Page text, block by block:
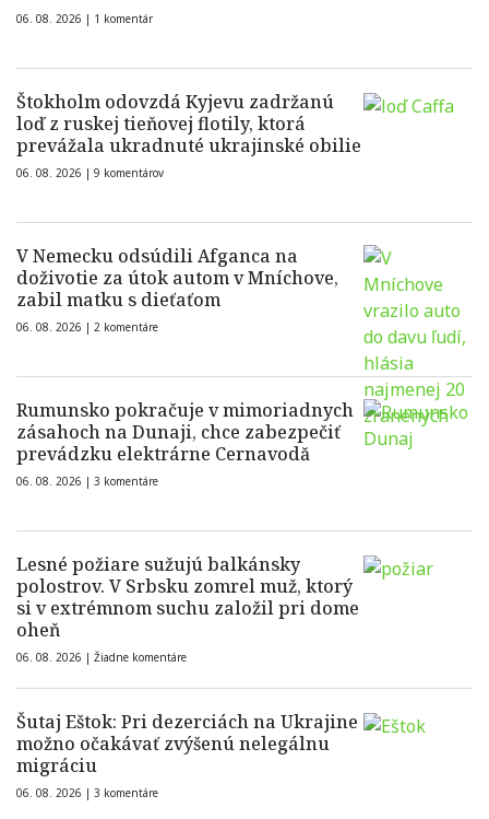
06. 08. 2026 | 1 komentár
Štokholm odovzdá Kyjevu zadržanú
loď z ruskej tieňovej flotily, ktorá
prevážala ukradnuté ukrajinské obilie
06. 08. 2026 | 9 komentárov
V Nemecku odsúdili Afganca na
doživotie za útok autom v Mníchove,
zabil matku s dieťaťom
06. 08. 2026 | 2 komentáre
Rumunsko pokračuje v mimoriadnych
zásahoch na Dunaji, chce zabezpečiť
prevádzku elektrárne Cernavodă
06. 08. 2026 | 3 komentáre
Lesné požiare sužujú balkánsky
polostrov. V Srbsku zomrel muž, ktorý
si v extrémnom suchu založil pri dome
oheň
06. 08. 2026 | Žiadne komentáre
Šutaj Eštok: Pri dezerciách na Ukrajine
možno očakávať zvýšenú nelegálnu
migráciu
06. 08. 2026 | 3 komentáre